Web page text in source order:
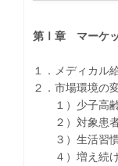
第Ⅰ章 マーケッ
１．メディカル
２．市場環境の
１）少子高齢
２）対象患者
３）生活習慣
４）増え続け